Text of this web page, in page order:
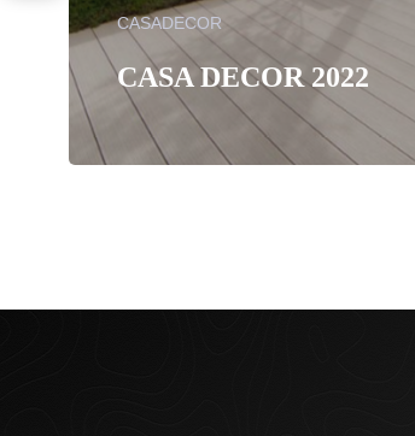
CASADECOR
CASA DECOR 2022